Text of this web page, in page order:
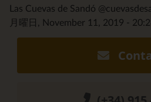
Las Cuevas de Sandó
月曜日, November 11, 2019 -